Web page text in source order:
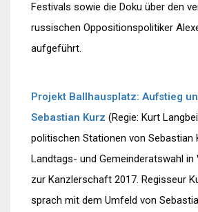
Festivals sowie die Doku über den
russischen Oppositionspolitiker
aufgeführt.
Projekt Ballhausplatz: Aufstieg
Sebastian Kurz (Regie: Kurt
politischen Stationen von Sebastian
Landtags- und Gemeinderatswahl in
zur Kanzlerschaft 2017. Regisseur
sprach mit dem Umfeld von